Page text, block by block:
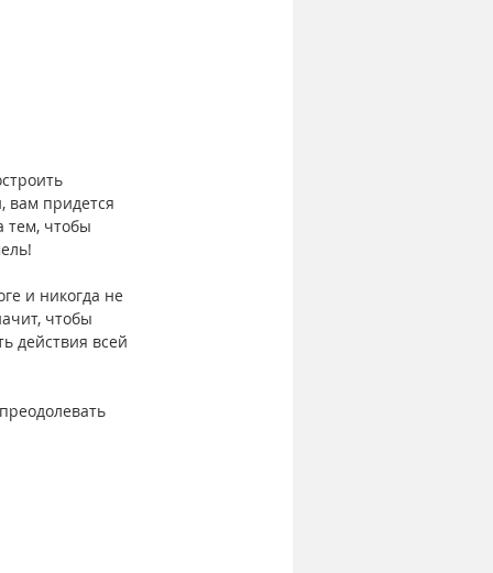
вам придется
тем, чтобы
и никогда не
чтобы
действия всей